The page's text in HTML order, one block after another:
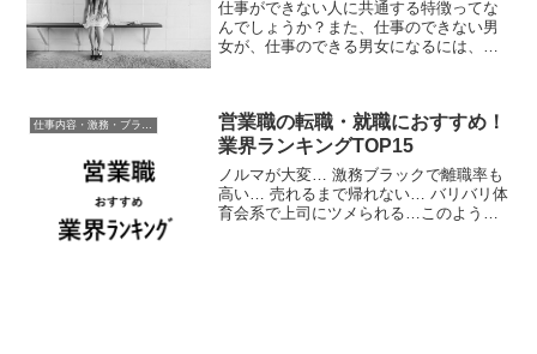
仕事ができない人に共通する特徴ってな
んでしょうか？また、仕事のできない男
女が、仕事のできる男女になるには、一
し・・・私の考える「仕事がで...
仕事内容・激務・ブラック度
営業職の転職・就職におすすめ！
業界ランキングTOP15
ノルマが大変… 激務ブラックで離職率も
高い… 売れるまで帰れない… バリバリ体
育会系で上司にツメられる…このような